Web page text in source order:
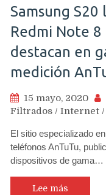
Samsung
Redmi Note 8
destacan en
medición
15 mayo, 2020
Filtrados / Internet /
El sitio especializado
teléfonos AnTuTu,
dispositivos de gama…
Lee más